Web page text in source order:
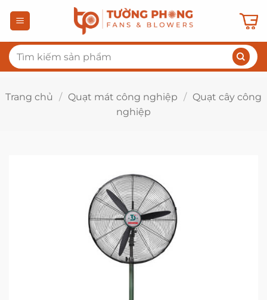
qua
dung
Tìm
kiếm:
Trang chủ / Quạt mát công nghiệp / Quạt cây công
nghiệp